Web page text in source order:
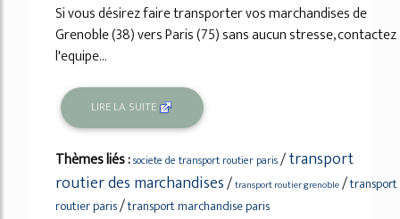
Si vous désirez faire transporter vos marchandises de
Grenoble (38) vers Paris (75) sans aucun stresse, contactez
l'equipe...
LIRE LA SUITE
Thèmes liés :societe de transport routier paris/transport
routier des marchandises/transport routier grenoble/transport
routier paris/transport marchandise paris